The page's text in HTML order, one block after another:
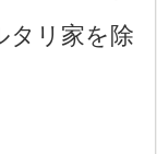
タリ家を除